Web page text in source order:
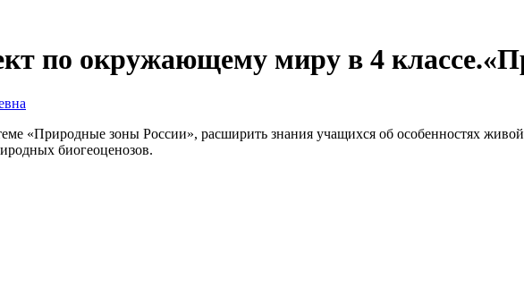
по окружающему миру в 4
«Природные зоны России», расширить знания учащихся об особенностях
биогеоценозов.